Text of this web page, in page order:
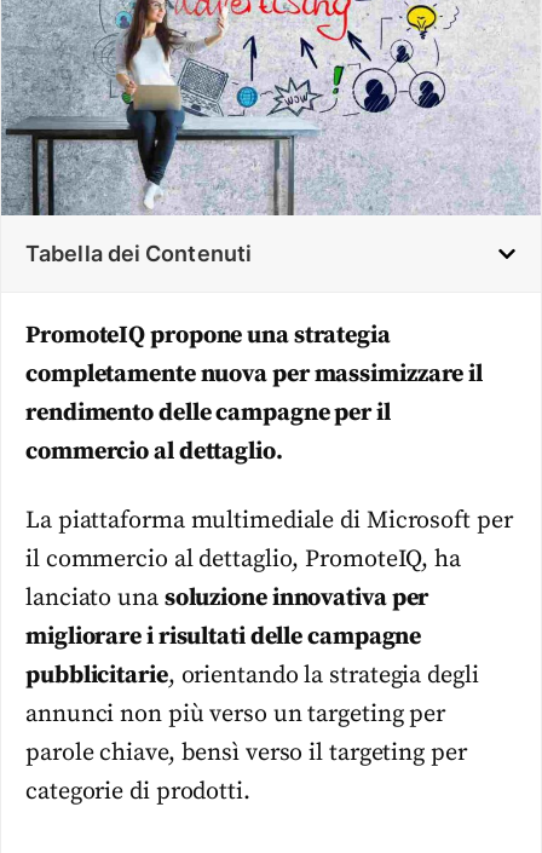
Tabella dei Contenuti
PromoteIQ propone una strategia
completamente nuova per massimizzare il
rendimento delle campagne per il
commercio al dettaglio.
La piattaforma multimediale di Microsoft per
il commercio al dettaglio, PromoteIQ, ha
lanciato una soluzione innovativa per
migliorare i risultati delle campagne
pubblicitarie, orientando la strategia degli
annunci non più verso un targeting per
parole chiave, bensì verso il targeting per
categorie di prodotti.